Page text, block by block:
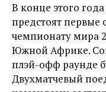
В конце этого
предстоят первые
чемпионату мира
Южной Африке.
плэй-офф раунде
Двухматчевый